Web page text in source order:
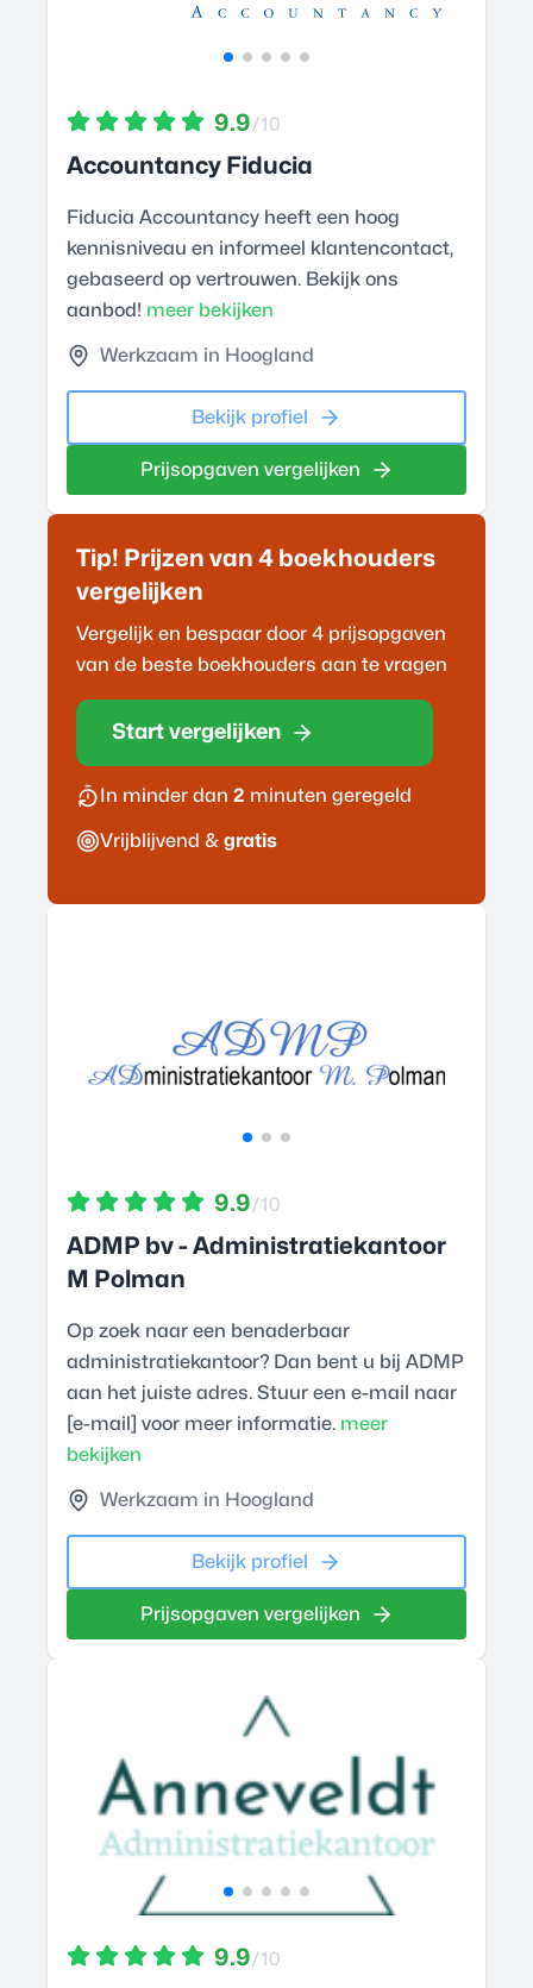
9.9/10
Accountancy Fiducia
Fiducia Accountancy heeft een hoog
kennisniveau en informeel klantencontact,
gebaseerd op vertrouwen. Bekijk ons
aanbod! meer bekijken
Werkzaam in Hoogland
Bekijk profiel
Prijsopgaven vergelijken
Tip! Prijzen van 4 boekhouders
vergelijken
Vergelijk en bespaar door 4 prijsopgaven
van de beste boekhouders aan te vragen
Start vergelijken
In minder dan 2 minuten geregeld
Vrijblijvend & gratis
9.9/10
ADMP bv - Administratiekantoor
M Polman
Op zoek naar een benaderbaar
administratiekantoor? Dan bent u bij ADMP
aan het juiste adres. Stuur een e-mail naar
[e-mail] voor meer informatie. meer
bekijken
Werkzaam in Hoogland
Bekijk profiel
Prijsopgaven vergelijken
9.9/10